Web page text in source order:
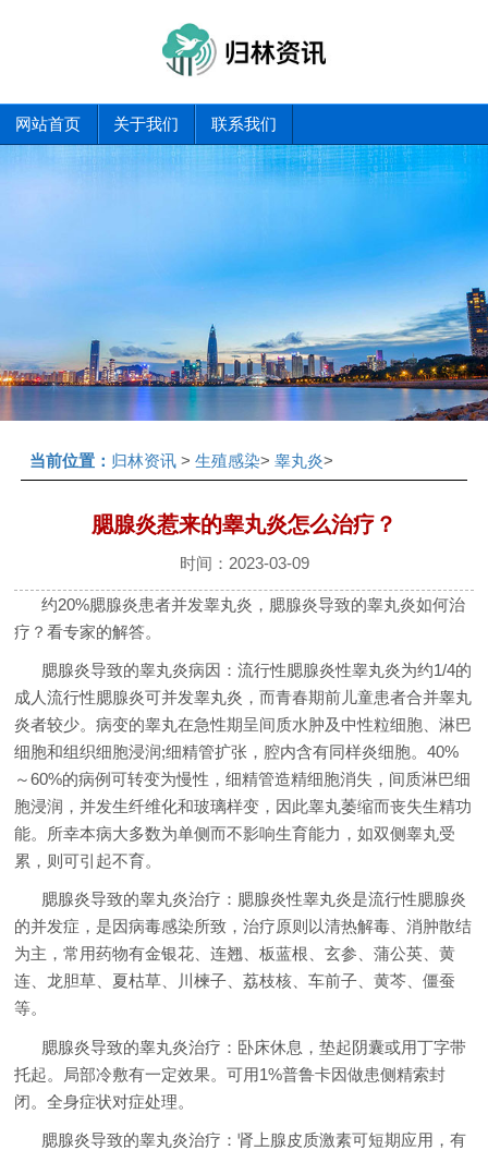
网站首页 关于我们 联系我们
当前位置： 归林资讯> 生殖感染> 睾丸炎>
腮腺炎惹来的睾丸炎怎么治疗？
时间：2023-03-09
约20%腮腺炎患者并发睾丸炎，腮腺炎导致的睾丸炎如何治
疗？看专家的解答。
腮腺炎导致的睾丸炎病因：流行性腮腺炎性睾丸炎为约1/4的
成人流行性腮腺炎可并发睾丸炎，而青春期前儿童患者合并睾丸
炎者较少。病变的睾丸在急性期呈间质水肿及中性粒细胞、淋巴
细胞和组织细胞浸润;细精管扩张，腔内含有同样炎细胞。40%
～60%的病例可转变为慢性，细精管造精细胞消失，间质淋巴细
胞浸润，并发生纤维化和玻璃样变，因此睾丸萎缩而丧失生精功
能。所幸本病大多数为单侧而不影响生育能力，如双侧睾丸受
累，则可引起不育。
腮腺炎导致的睾丸炎治疗：腮腺炎性睾丸炎是流行性腮腺炎
的并发症，是因病毒感染所致，治疗原则以清热解毒、消肿散结
为主，常用药物有金银花、连翘、板蓝根、玄参、蒲公英、黄
连、龙胆草、夏枯草、川楝子、荔枝核、车前子、黄芩、僵蚕
等。
腮腺炎导致的睾丸炎治疗：卧床休息，垫起阴囊或用丁字带
托起。局部冷敷有一定效果。可用1%普鲁卡因做患侧精索封
闭。全身症状对症处理。
腮腺炎导致的睾丸炎治疗：肾上腺皮质激素可短期应用，有